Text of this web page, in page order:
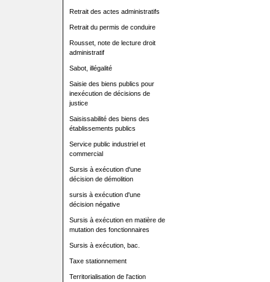
Retrait des actes administratifs
Retrait du permis de conduire
Rousset, note de lecture droit
administratif
Sabot, illégalité
Saisie des biens publics pour
inexécution de décisions de
justice
Saisissabilité des biens des
établissements publics
Service public industriel et
commercial
Sursis à exécution d'une
décision de démolition
sursis à exécution d'une
décision négative
Sursis à exécution en matière de
mutation des fonctionnaires
Sursis à exécution, bac.
Taxe stationnement
Territorialisation de l'action